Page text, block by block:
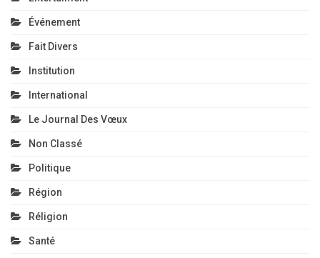
Événement
Fait Divers
Institution
International
Le Journal Des Vœux
Non Classé
Politique
Région
Réligion
Santé